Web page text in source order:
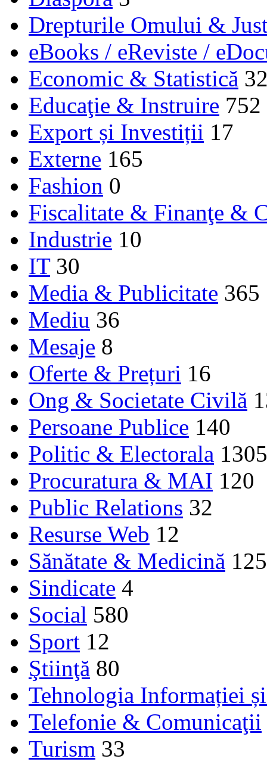
Drepturile Omului &
eBooks / eReviste /
Economic & Statistică
Educaţie & Instruire 752
Export și Investiții 17
Externe 165
Fashion 0
Fiscalitate & Finanţe &
Industrie 10
IT 30
Media & Publicitate 365
Mediu 36
Mesaje 8
Oferte & Prețuri 16
Ong & Societate Civilă
Persoane Publice 140
Politic & Electorala 1305
Procuratura & MAI 120
Public Relations 32
Resurse Web 12
Sănătate & Medicină 125
Sindicate 4
Social 580
Sport 12
Ştiinţă 80
Tehnologia Informației
Telefonie & Comunicaţii
Turism 33